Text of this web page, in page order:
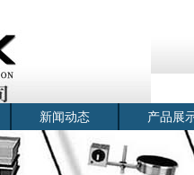
新闻动态 产品展